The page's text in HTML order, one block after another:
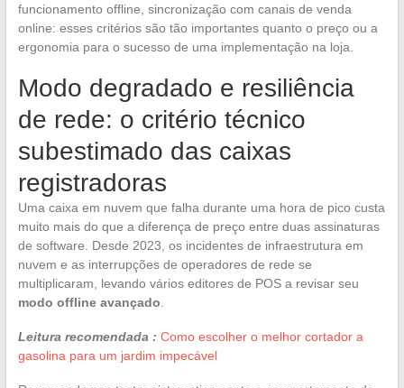
funcionamento offline, sincronização com canais de venda
online: esses critérios são tão importantes quanto o preço ou a
ergonomia para o sucesso de uma implementação na loja.
Modo degradado e resiliência
de rede: o critério técnico
subestimado das caixas
registradoras
Uma caixa em nuvem que falha durante uma hora de pico custa
muito mais do que a diferença de preço entre duas assinaturas
de software. Desde 2023, os incidentes de infraestrutura em
nuvem e as interrupções de operadores de rede se
multiplicaram, levando vários editores de POS a revisar seu
modo offline avançado
Leitura recomendada : Como escolher o melhor cortador a
gasolina para um jardim impecável